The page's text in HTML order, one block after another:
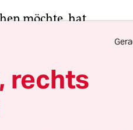
möchte, hat
noch
Und das
Eisbär“
rechts